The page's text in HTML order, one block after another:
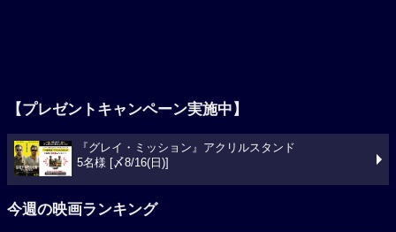
【プレゼントキャンペーン実施中】
『グレイ・ミッション』アクリルスタンド
5名様 [〆8/16(日)]
今週の映画ランキング